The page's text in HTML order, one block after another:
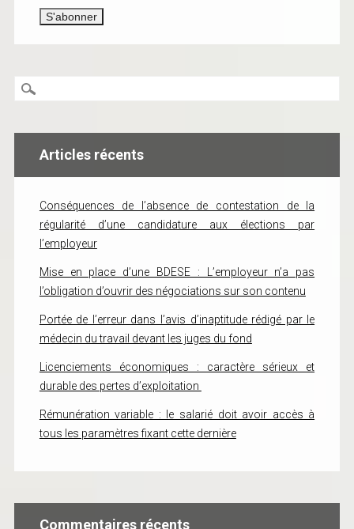
Articles récents
Conséquences de l’absence de contestation de la
régularité d’une candidature aux élections par
l’employeur
Mise en place d’une BDESE : L’employeur n’a pas
l’obligation d’ouvrir des négociations sur son contenu
Portée de l’erreur dans l’avis d’inaptitude rédigé par le
médecin du travail devant les juges du fond
Licenciements économiques : caractère sérieux et
durable des pertes d’exploitation
Rémunération variable : le salarié doit avoir accès à
tous les paramètres fixant cette dernière
Commentaires récents